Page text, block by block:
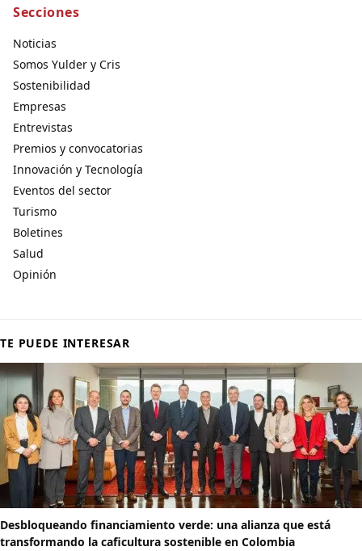
Secciones
Noticias
Somos Yulder y Cris
Sostenibilidad
Empresas
Entrevistas
Premios y convocatorias
Innovación y Tecnología
Eventos del sector
Turismo
Boletines
Salud
Opinión
TE PUEDE INTERESAR
Desbloqueando financiamiento verde: una alianza que está
transformando la caficultura sostenible en Colombia